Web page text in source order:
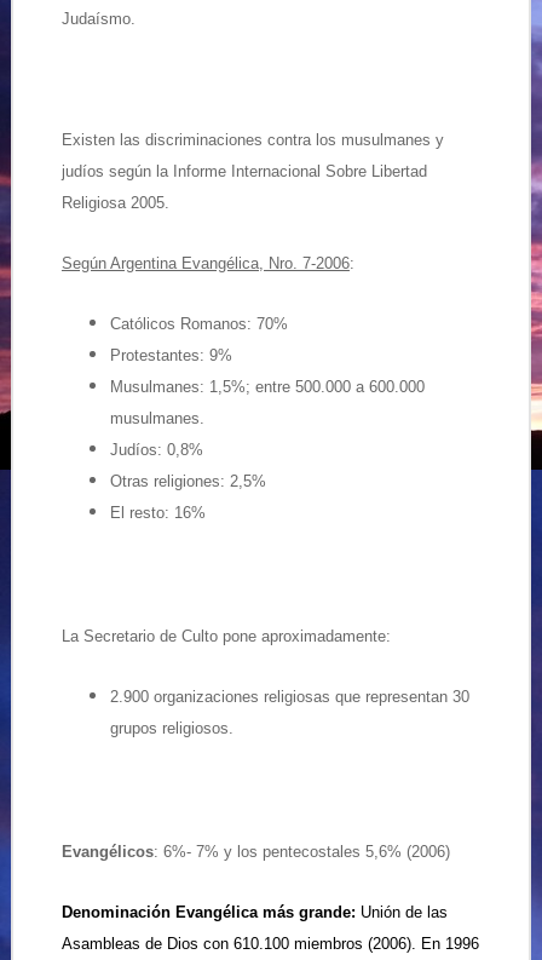
Judaísmo.
Existen las discriminaciones contra los musulmanes y
judíos según la Informe Internacional Sobre Libertad
Religiosa 2005.
Según Argentina Evangélica, Nro. 7-2006:
Católicos Romanos: 70%
Protestantes: 9%
Musulmanes: 1,5%; entre 500.000 a 600.000
musulmanes.
Judíos: 0,8%
Otras religiones: 2,5%
El resto: 16%
LaSecretario de Culto pone aproximadamente:
2.900 organizaciones religiosas que representan 30
grupos religiosos.
Evangélicos: 6%- 7% y los pentecostales 5,6% (2006)
Denominación Evangélica más grande: Unión de las
Asambleas de Dios con 610.100 miembros (2006). En 1996